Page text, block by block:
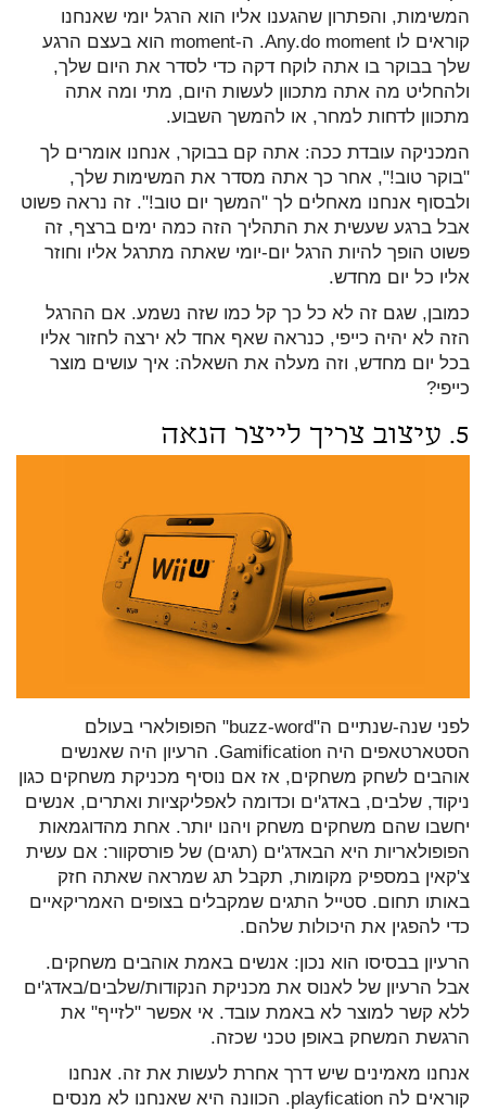
המשימות, והפתרון שהגענו אליו הוא הרגל יומי שאנחנו
קוראים לו Any.do moment. ה-moment הוא בעצם הרגע
שלך בבוקר בו אתה לוקח דקה כדי לסדר את היום שלך,
ולהחליט מה אתה מתכוון לעשות היום, מתי ומה אתה
מתכוון לדחות למחר, או להמשך השבוע.
המכניקה עובדת ככה: אתה קם בבוקר, אנחנו אומרים לך
"בוקר טוב!", אחר כך אתה מסדר את המשימות שלך,
ולבסוף אנחנו מאחלים לך "המשך יום טוב!". זה נראה פשוט
אבל ברגע שעשית את התהליך הזה כמה ימים ברצף, זה
פשוט הופך להיות הרגל יום-יומי שאתה מתרגל אליו וחוזר
אליו כל יום מחדש.
כמובן, שגם זה לא כל כך קל כמו שזה נשמע. אם ההרגל
הזה לא יהיה כייפי, כנראה שאף אחד לא ירצה לחזור אליו
בכל יום מחדש, וזה מעלה את השאלה: איך עושים מוצר
כייפי?
5. עיצוב צריך לייצר הנאה
לפני שנה-שנתיים ה"buzz-word" הפופולארי בעולם
הסטארטאפים היה Gamification. הרעיון היה שאנשים
אוהבים לשחק משחקים, אז אם נוסיף מכניקת משחקים כגון
ניקוד, שלבים, באדג'ים וכדומה לאפליקציות ואתרים, אנשים
יחשבו שהם משחקים משחק ויהנו יותר. אחת מהדוגמאות
הפופולאריות היא הבאדג'ים (תגים) של פורסקוור: אם עשית
צ'קאין במספיק מקומות, תקבל תג שמראה שאתה חזק
באותו תחום. סטייל התגים שמקבלים בצופים האמריקאיים
כדי להפגין את היכולות שלהם.
הרעיון בבסיסו הוא נכון: אנשים באמת אוהבים משחקים.
אבל הרעיון של לאנוס את מכניקת הנקודות/שלבים/באדג'ים
ללא קשר למוצר לא באמת עובד. אי אפשר "לזייף" את
הרגשת המשחק באופן טכני שכזה.
אנחנו מאמינים שיש דרך אחרת לעשות את זה. אנחנו
קוראים לה playfication. הכוונה היא שאנחנו לא מנסים